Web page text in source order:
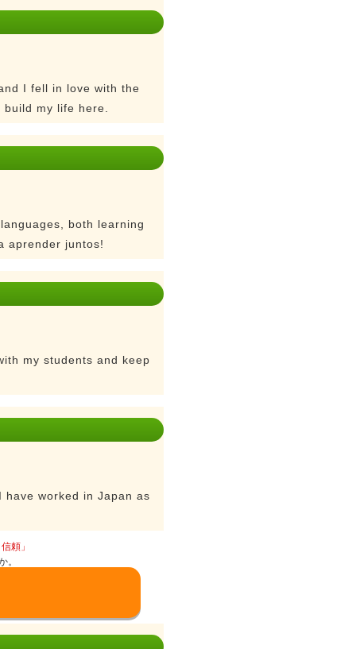
I fell in love with the
my life here.
both learning
aprender juntos!
my students and keep
worked in Japan as
頼」
。